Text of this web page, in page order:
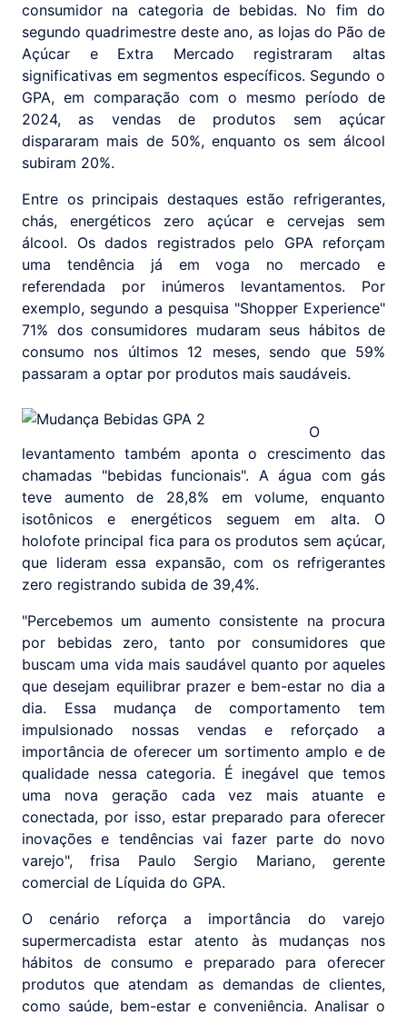
consumidor na categoria de bebidas. No fim do
segundo quadrimestre deste ano, as lojas do Pão de
Açúcar e Extra Mercado registraram altas
significativas em segmentos específicos. Segundo o
GPA, em comparação com o mesmo período de
2024, as vendas de produtos sem açúcar
dispararam mais de 50%, enquanto os sem álcool
subiram 20%.
Entre os principais destaques estão refrigerantes,
chás, energéticos zero açúcar e cervejas sem
álcool. Os dados registrados pelo GPA reforçam
uma tendência já em voga no mercado e
referendada por inúmeros levantamentos. Por
exemplo, segundo a pesquisa "Shopper Experience"
71% dos consumidores mudaram seus hábitos de
consumo nos últimos 12 meses, sendo que 59%
passaram a optar por produtos mais saudáveis.
O
levantamento também aponta o crescimento das
chamadas "bebidas funcionais". A água com gás
teve aumento de 28,8% em volume, enquanto
isotônicos e energéticos seguem em alta. O
holofote principal fica para os produtos sem açúcar,
que lideram essa expansão, com os refrigerantes
zero registrando subida de 39,4%.
"Percebemos um aumento consistente na procura
por bebidas zero, tanto por consumidores que
buscam uma vida mais saudável quanto por aqueles
que desejam equilibrar prazer e bem-estar no dia a
dia. Essa mudança de comportamento tem
impulsionado nossas vendas e reforçado a
importância de oferecer um sortimento amplo e de
qualidade nessa categoria. É inegável que temos
uma nova geração cada vez mais atuante e
conectada, por isso, estar preparado para oferecer
inovações e tendências vai fazer parte do novo
varejo", frisa Paulo Sergio Mariano, gerente
comercial de Líquida do GPA.
O cenário reforça a importância do varejo
supermercadista estar atento às mudanças nos
hábitos de consumo e preparado para oferecer
produtos que atendam as demandas de clientes,
como saúde, bem-estar e conveniência. Analisar o